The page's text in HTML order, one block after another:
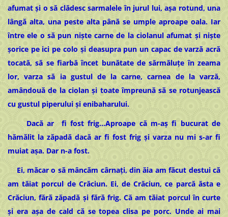
afumat și o să clădesc sarmalele în jurul lui, așa rotund, una
lângă alta, una peste alta până se umple aproape oala. Iar
între ele o să pun niște carne de la ciolanul afumat și niște
șorice pe ici pe colo și deasupra pun un capac de varză acră
tocată, să se fiarbă încet bunătate de sărmăluțe în zeama
lor, varza să ia gustul de la carne, carnea de la varză,
amândouă de la ciolan și toate împreună să se rotunjească
cu gustul piperului și enibaharului.
Dacă ar fi fost frig…Aproape că m-aș fi bucurat de
hămălit la zăpadă dacă ar fi fost frig și varza nu mi s-ar fi
muiat așa. Dar n-a fost.
Ei, măcar o să mâncăm cârnați, din ăia am făcut destui că
am tăiat porcul de Crăciun. Ei, de Crăciun, ce parcă ăsta e
Crăciun, fără zăpadă și fără frig. Că am tăiat porcul în curte
și era așa de cald că se topea clisa pe porc. Unde ai mai